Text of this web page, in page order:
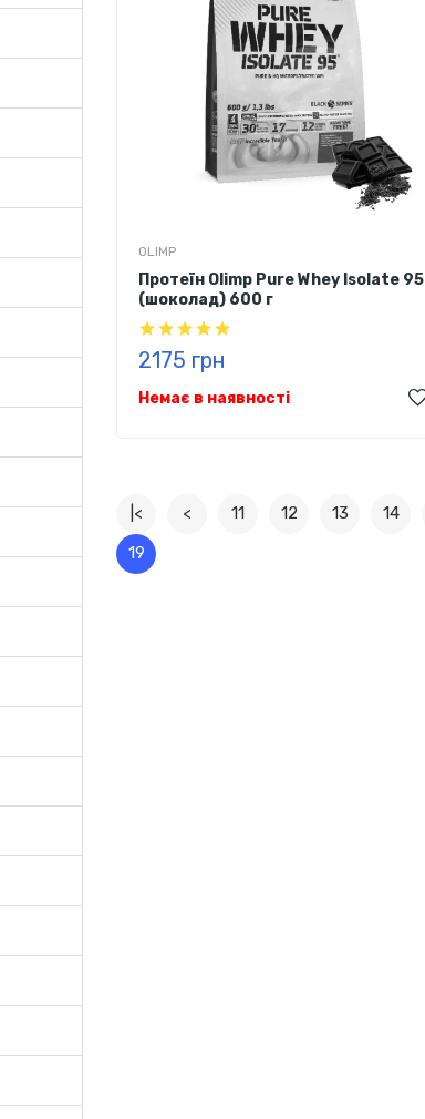
OLIMP
Протеїн Olimp Pure Whey Isolate 95
(шоколад) 600 г
2175 грн
Немає в наявності
|< < 11 12 13 14
19